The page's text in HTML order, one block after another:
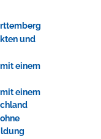
Meer im
auf der
und
einem
einem